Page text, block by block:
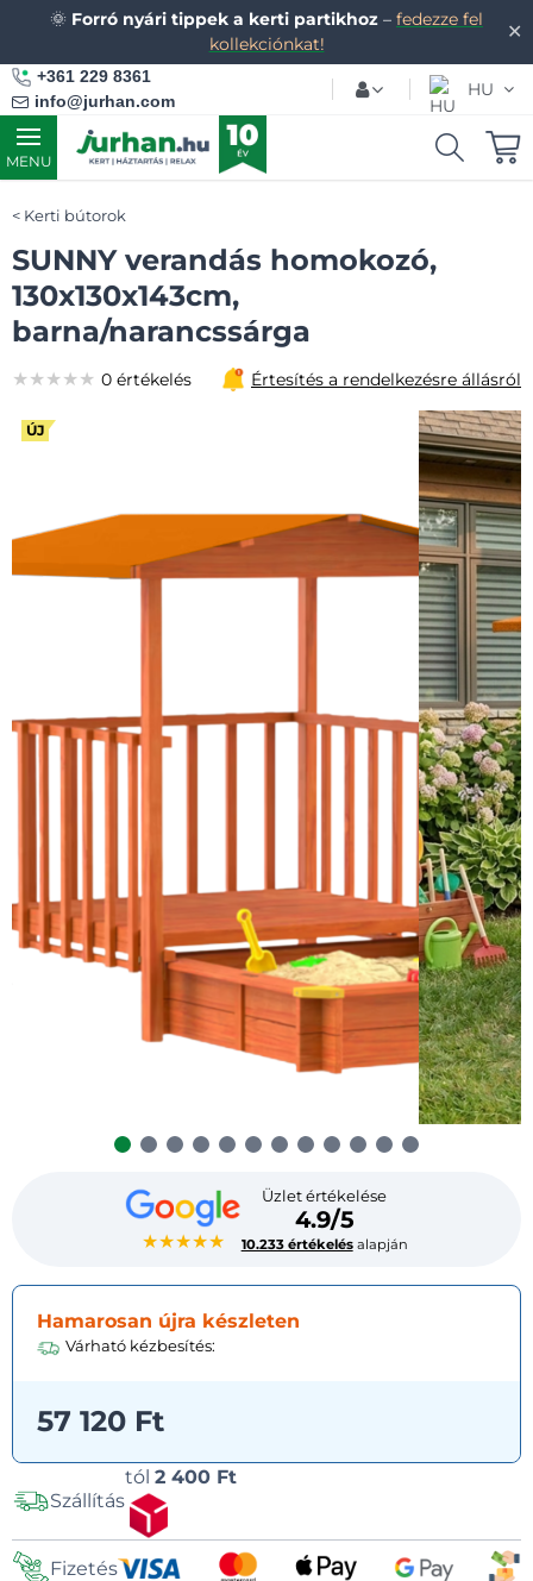
✕
🌞 Forró nyári tippek a kerti partikhoz – fedezze fel
kollekciónkat!
+361 229 8361
info@jurhan.com
HU
MENU
Kerti bútorok
SUNNY verandás homokozó,
130x130x143cm,
barna/narancssárga
ÚJ
★★★★★
Üzlet értékelése
4.9/5
10.233 értékelésalapján
★★★★★
★★★★★
★★★★★ 0 értékelés Értesítés a rendelkezésre állásról
Hamarosan újra készleten
Várható kézbesítés:
57 120 Ft
Szállítás
tól 2 400 Ft
Fizetés